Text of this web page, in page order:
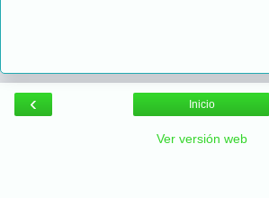
‹ Inicio
Ver versión web